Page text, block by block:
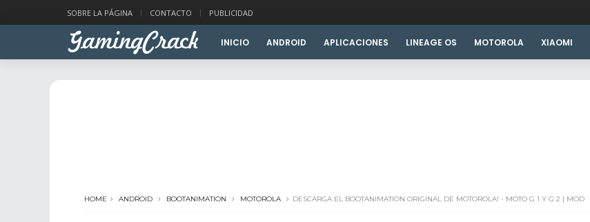
SOBRE LA PÁGINA CONTACTO PUBLICIDAD
INICIO ANDROID APLICACIONES LINEAGE OS MOTOROLA XIAOMI
HOME ANDROID BOOTANIMATION MOTOROLA DESCARGA EL BOOTANIMATION ORIGINAL DE MOTOROLA! - MOTO G 1 Y G 2 | MOD